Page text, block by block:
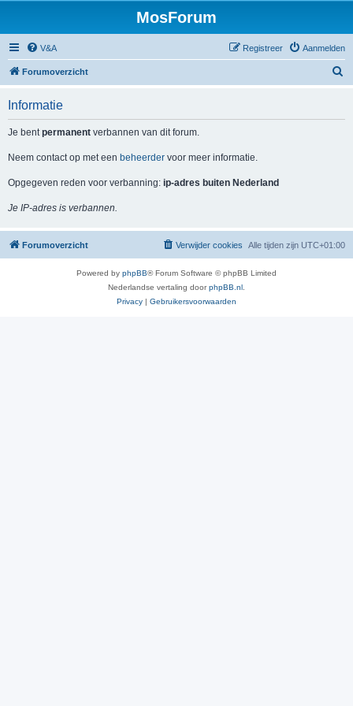
MosForum
V&A Aanmelden
Registreer
Forumoverzicht
Informatie
Je bentpermanent verbannen van dit forum.
Neem contact op met een beheerder voor meer informatie.
Opgegeven reden voor verbanning: ip-adres buiten Nederland
Je IP-adres is verbannen.
Forumoverzicht Alle tijden zijn UTC+01:00
Verwijder cookies
Powered by phpBB® Forum Software © phpBB Limited
Nederlandse vertaling doorphpBB.nl
Privacy | Gebruikersvoorwaarden